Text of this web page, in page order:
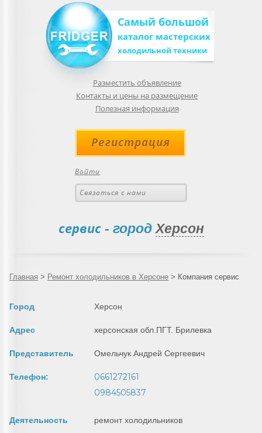
Самый большой
каталог мастерских
холодильной техники
Разместить объявление
Контакты и цены на размещение
Полезная информация
Регистрация
Войти
Связаться с нами
сервис- город Херсон
Главная > Ремонт холодильников в Херсоне > Компания сервис
Город Херсон
Адрес херсонская обл.ПГТ. Брилевка
Представитель Омельчук Андрей Сергеевич
Телефон:
0661272161
0984505837
Деятельность ремонт холодильников